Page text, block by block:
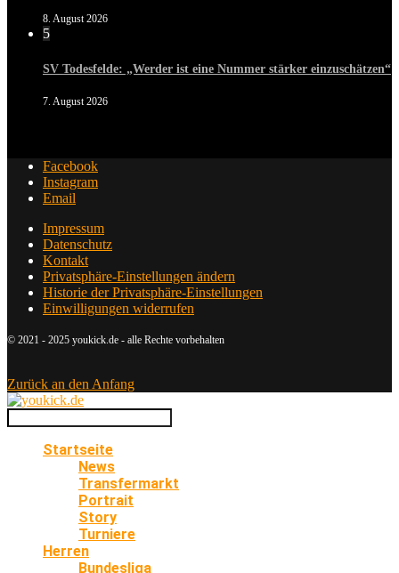
8. August 2026
5
SV Todesfelde: „Werder ist eine Nummer stärker einzuschätzen“
7. August 2026
Facebook
Instagram
Email
Impressum
Datenschutz
Kontakt
Privatsphäre-Einstellungen ändern
Historie der Privatsphäre-Einstellungen
Einwilligungen widerrufen
© 2021 - 2025 youkick.de - alle Rechte vorbehalten
Zurück an den Anfang
Startseite
News
Transfermarkt
Portrait
Story
Turniere
Herren
Bundesliga